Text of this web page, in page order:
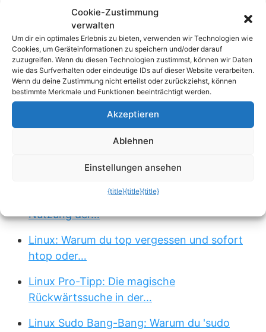
Die hier beschriebene Vollbild-Funktion hat
nichts mit dem Vollbild-Modus des Browsers zu
tun, der mit der Taste [F11] ausgelöst wird.
Passend zum Thema »
echo rm -rf: Der 4-Buchstaben-Trick, der
dein…
Speicherfresser…
Maximale Urlaubstage 2026: Clevere
Nutzung der…
Linux: Warum du top vergessen und sofort
htop oder…
Linux Pro-Tipp: Die magische
Rückwärtssuche in der…
Linux Sudo Bang-Bang: Warum du 'sudo
Cookie-Zustimmung
verwalten
Um dir ein optimales Erlebnis zu bieten, verwenden wir Technologien wie
Cookies, um Geräteinformationen zu speichern und/oder darauf
zuzugreifen. Wenn du diesen Technologien zustimmst, können wir Daten
wie das Surfverhalten oder eindeutige IDs auf dieser Website verarbeiten.
Wenn du deine Zustimmung nicht erteilst oder zurückziehst, können
bestimmte Merkmale und Funktionen beeinträchtigt werden.
Akzeptieren
Ablehnen
Einstellungen ansehen
{title}{title}{title}